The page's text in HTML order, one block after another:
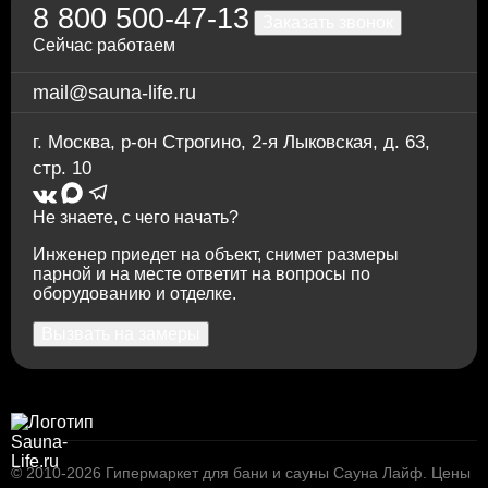
8 800 500-47-13
Сейчас работаем
mail@sauna-life.ru
г. Москва, р-он Строгино, 2-я Лыковская, д. 63,
стр. 10
Не знаете, с чего начать?
Инженер приедет на объект, снимет размеры
парной и на месте ответит на вопросы по
оборудованию и отделке.
© 2010-2026 Гипермаркет для бани и сауны Сауна Лайф
Цены